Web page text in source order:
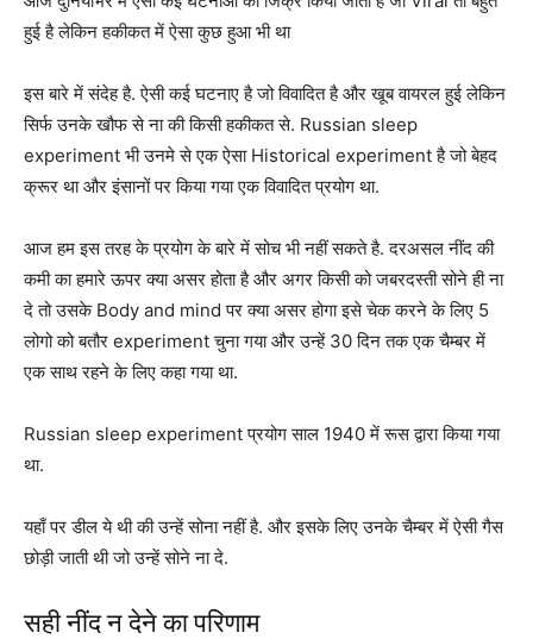
हुई है लेकिन हकीकत में ऐसा कुछ हुआ भी था
इस बारे में संदेह है. ऐसी कई घटनाए है जो विवादित है और खूब वायरल हुई लेकिन
सिर्फ उनके खौफ से ना की किसी हकीकत से. Russian sleep
experiment भी उनमे से एक ऐसा Historical experiment है जो बेहद
क्रूर था और इंसानों पर किया गया एक विवादित प्रयोग था.
आज हम इस तरह के प्रयोग के बारे में सोच भी नहीं सकते है. दरअसल नींद की
कमी का हमारे ऊपर क्या असर होता है और अगर किसी को जबरदस्ती सोने ही ना
दे तो उसके Body and mind पर क्या असर होगा इसे चेक करने के लिए 5
लोगो को बतौर experiment चुना गया और उन्हें 30 दिन तक एक चैम्बर में
एक साथ रहने के लिए कहा गया था.
Russian sleep experiment प्रयोग साल 1940 में रूस द्वारा किया गया
था.
यहाँ पर डील ये थी की उन्हें सोना नहीं है. और इसके लिए उनके चैम्बर में ऐसी गैस
छोड़ी जाती थी जो उन्हें सोने ना दे.
सही नींद न देने का परिणाम